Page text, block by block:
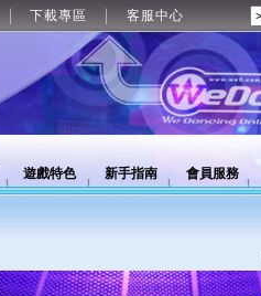
下載專區 客服中心
遊戲特色 新手指南 會員服務